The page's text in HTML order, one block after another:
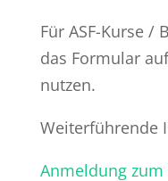
Für ASF-Kurse /
das Formular
nutzen.
Weiterführende
Anmeldung